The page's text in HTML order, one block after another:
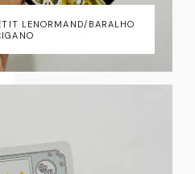
LENORMAND/BARALHO